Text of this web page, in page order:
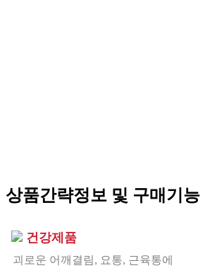
상품간략정보 및 구매기능
건강제품
괴로운 어깨결림, 요통, 근육통에